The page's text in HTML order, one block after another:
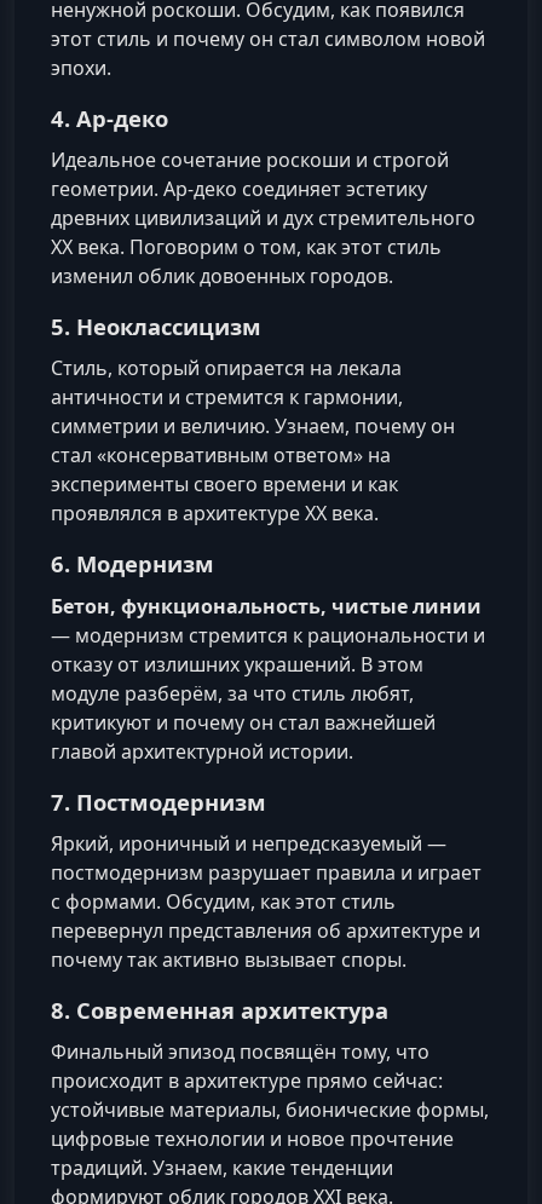
ненужной роскоши. Обсудим, как появился
этот стиль и почему он стал символом новой
эпохи.
4. Ар-деко
Идеальное сочетание роскоши и строгой
геометрии. Ар-деко соединяет эстетику
древних цивилизаций и дух стремительного
XX века. Поговорим о том, как этот стиль
изменил облик довоенных городов.
5. Неоклассицизм
Стиль, который опирается на лекала
античности и стремится к гармонии,
симметрии и величию. Узнаем, почему он
стал «консервативным ответом» на
эксперименты своего времени и как
проявлялся в архитектуре XX века.
6. Модернизм
Бетон, функциональность, чистые линии
— модернизм стремится к рациональности и
отказу от излишних украшений. В этом
модуле разберём, за что стиль любят,
критикуют и почему он стал важнейшей
главой архитектурной истории.
7. Постмодернизм
Яркий, ироничный и непредсказуемый —
постмодернизм разрушает правила и играет
с формами. Обсудим, как этот стиль
перевернул представления об архитектуре и
почему так активно вызывает споры.
8. Современная архитектура
Финальный эпизод посвящён тому, что
происходит в архитектуре прямо сейчас:
устойчивые материалы, бионические формы,
цифровые технологии и новое прочтение
традиций. Узнаем, какие тенденции
формируют облик городов XXI века.